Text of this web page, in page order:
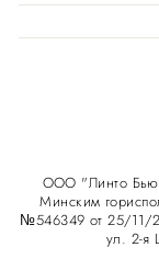
ООО "Линто
Минским
№546349 от 25/11/
ул. 2-я